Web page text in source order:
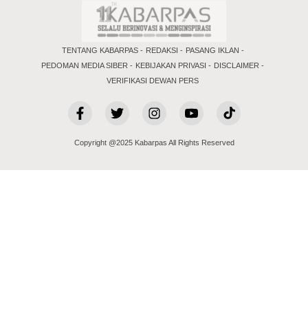
TENTANG KABARPAS REDAKSI
PASANG IKLAN
PEDOMAN MEDIA SIBER
KEBIJAKAN PRIVASI
DISCLAIMER
VERIFIKASI DEWAN PERS
Copyright @2025 Kabarpas All Rights Reserved